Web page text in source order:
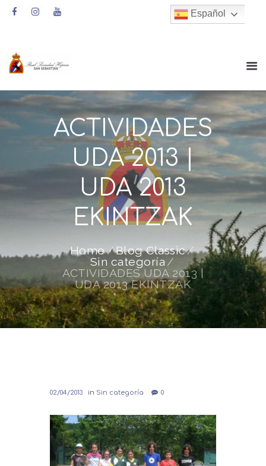
ACTIVIDADES
UDA 2013 |
UDA 2013
EKINTZAK
Home
Blog Classic
Sin categoría
ACTIVIDADES UDA 2013 |
UDA 2013 EKINTZAK
02/04/2013 in Sin categoría 0
Español